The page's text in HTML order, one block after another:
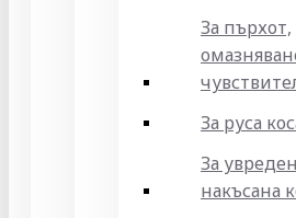
За пърхот,
За руса
За
накъсана